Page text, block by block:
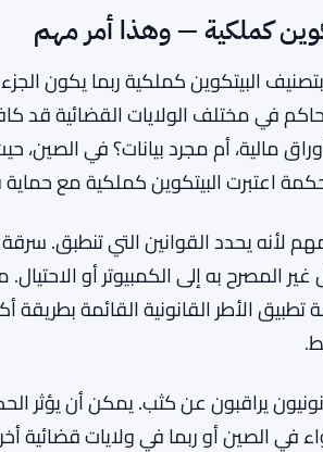
كملكية — وهذا أمر مهم
البيتكوين كملكية ربما يكون
في مختلف الولايات القضائية
اعتبرت البيتكوين كملكية مع حماية